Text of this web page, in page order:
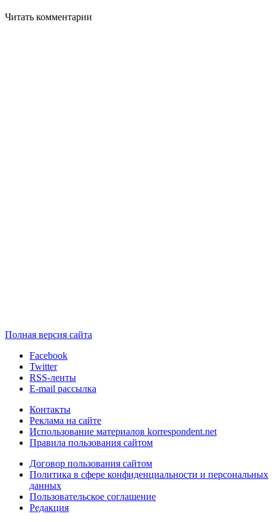
Читать комментарии
Полная версия сайта
Facebook
Twitter
RSS-ленты
E-mail рассылка
Контакты
Реклама на сайте
Использование материалов korrespondent.net
Правила пользования сайтом
Договор пользования сайтом
Политика в сфере конфиденциальности и персональных
данных
Пользовательское соглашение
Редакция